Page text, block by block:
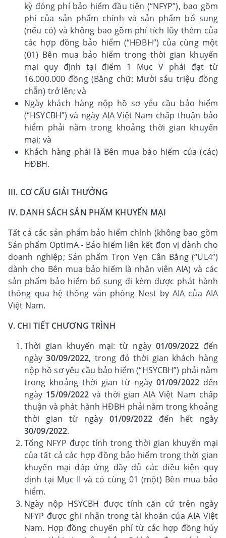
kỳ đóng phí bảo hiểm đầu tiên (“NFYP”), bao gồm
phí của sản phẩm chính và sản phẩm bổ sung
(nếu có) và không bao gồm phí tích lũy thêm của
các hợp đồng bảo hiểm (“HĐBH”) của cùng một
(01) Bên mua bảo hiểm trong thời gian khuyến
mại quy định tại điểm 1 Mục V phải đạt từ
16.000.000 đồng (Bằng chữ: Mười sáu triệu đồng
chẵn) trở lên; và
Ngày khách hàng nộp hồ sơ yêu cầu bảo hiểm
(“HSYCBH”) và ngày AIA Việt Nam chấp thuận bảo
hiểm phải nằm trong khoảng thời gian khuyến
mại; và
Khách hàng phải là Bên mua bảo hiểm của (các)
HĐBH.
III. CƠ CẤU GIẢI THƯỞNG
IV. DANH SÁCH SẢN PHẨM KHUYẾN MẠI
Tất cả các sản phẩm bảo hiểm chính (không bao gồm
Sản phẩm OptimA - Bảo hiểm liên kết đơn vị dành cho
doanh nghiệp; Sản phẩm Trọn Vẹn Cân Bằng (“UL4”)
dành cho Bên mua bảo hiểm là nhân viên AIA) và các
sản phẩm bảo hiểm bổ sung đi kèm được phát hành
thông qua hệ thống văn phòng Nest by AIA của AIA
Việt Nam.
V. CHI TIẾT CHƯƠNG TRÌNH
Thời gian khuyến mại: từ ngày 01/09/2022đến
ngày30/09/2022, trong đó thời gian khách hàng
nộp hồ sơ yêu cầu bảo hiểm (“HSYCBH”) phải nằm
trong khoảng thời gian từ ngày 01/09/2022đến
ngày 15/09/2022 và thời gian AIA Việt Nam chấp
thuận và phát hành HĐBH phải nằm trong khoảng
thời gian từ ngày 01/09/2022đến hết ngày
30/09/2022.
Tổng NFYP được tính trong thời gian khuyến mại
của tất cả các hợp đồng bảo hiểm trong thời gian
khuyến mại đáp ứng đầy đủ các điều kiện quy
định tại Mục II và có cùng 01 (một) Bên mua bảo
hiểm.
Ngày nộp HSYCBH được tính căn cứ trên ngày
NFYP được ghi nhận trong tài khoản của AIA Việt
Nam. Hợp đồng chuyển phí từ các hợp đồng hủy